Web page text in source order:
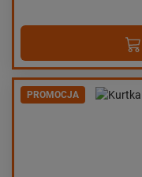
PROMOCJA